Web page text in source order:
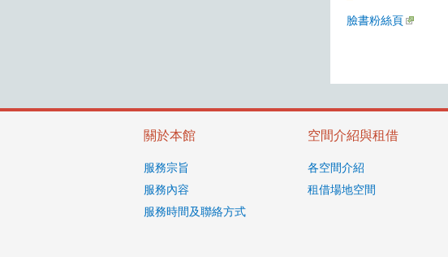
臉書粉絲頁
關於本館
服務宗旨
服務內容
服務時間及聯絡方式
空間介紹與租借
各空間介紹
租借場地空間